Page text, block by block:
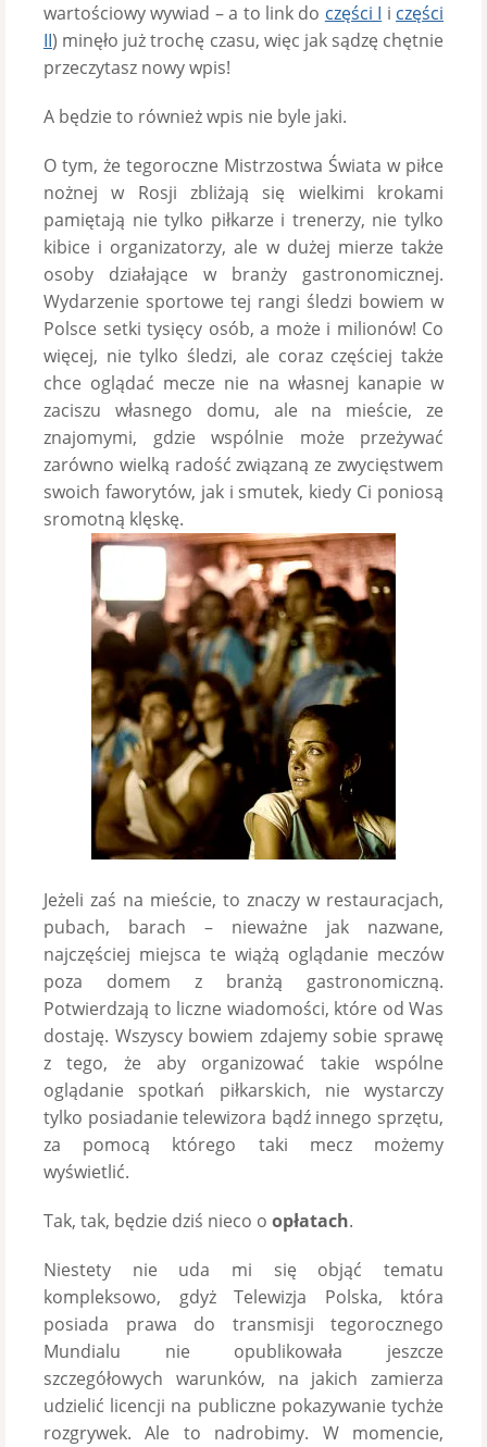
wartościowy wywiad – a to link do części I i części
II) minęło już trochę czasu, więc jak sądzę chętnie
przeczytasz nowy wpis!
A będzie to również wpis nie byle jaki.
O tym, że tegoroczne Mistrzostwa Świata w piłce
nożnej w Rosji zbliżają się wielkimi krokami
pamiętają nie tylko piłkarze i trenerzy, nie tylko
kibice i organizatorzy, ale w dużej mierze także
osoby działające w branży gastronomicznej.
Wydarzenie sportowe tej rangi śledzi bowiem w
Polsce setki tysięcy osób, a może i milionów! Co
więcej, nie tylko śledzi, ale coraz częściej także
chce oglądać mecze nie na własnej kanapie w
zaciszu własnego domu, ale na mieście, ze
znajomymi, gdzie wspólnie może przeżywać
zarówno wielką radość związaną ze zwycięstwem
swoich faworytów, jak i smutek, kiedy Ci poniosą
sromotną klęskę.
Jeżeli zaś na mieście, to znaczy w restauracjach,
pubach, barach – nieważne jak nazwane,
najczęściej miejsca te wiążą oglądanie meczów
poza domem z branżą gastronomiczną.
Potwierdzają to liczne wiadomości, które od Was
dostaję. Wszyscy bowiem zdajemy sobie sprawę
z tego, że aby organizować takie wspólne
oglądanie spotkań piłkarskich, nie wystarczy
tylko posiadanie telewizora bądź innego sprzętu,
za pomocą którego taki mecz możemy
wyświetlić.
Tak, tak, będzie dziś nieco o opłatach.
Niestety nie uda mi się objąć tematu
kompleksowo, gdyż Telewizja Polska, która
posiada prawa do transmisji tegorocznego
Mundialu nie opublikowała jeszcze
szczegółowych warunków, na jakich zamierza
udzielić licencji na publiczne pokazywanie tychże
rozgrywek. Ale to nadrobimy. W momencie,